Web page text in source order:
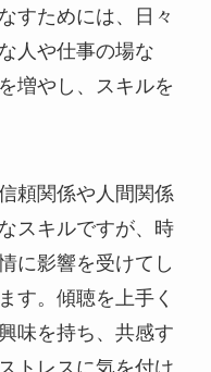
すためには、日々
人や仕事の場な
増やし、スキルを
頼関係や人間関係
スキルですが、時
に影響を受けてし
す。傾聴を上手く
味を持ち、共感す